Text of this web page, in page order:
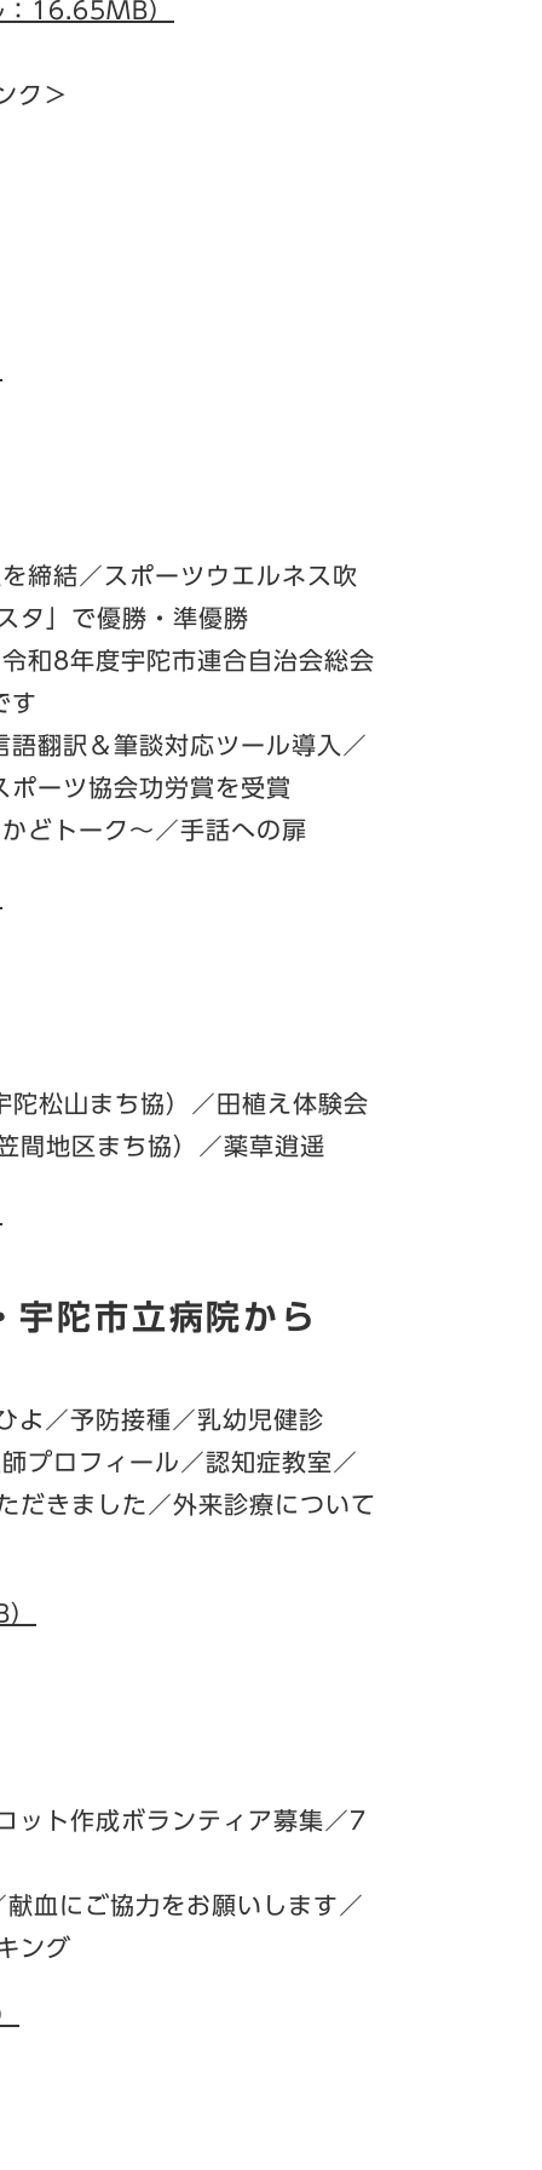
16.65MB）
ク＞
締結／スポーツウエルネス吹
タ」で優勝・準優勝
和8年度宇陀市連合自治会総会
す
翻訳＆筆談対応ツール導入／
ーツ協会功労賞を受賞
どトーク～／手話への扉
松山まち協）／田植え体験会
間地区まち協）／薬草逍遥
宇陀市立病院から
よ／予防接種／乳幼児健診
プロフィール／認知症教室／
だきました／外来診療について
ット作成ボランティア募集／7
血にご協力をお願いします／
ング